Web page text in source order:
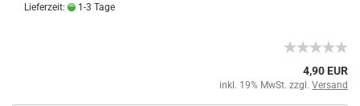
Lieferzeit: 1-3 Tage
4,90 EUR
inkl. 19% MwSt. zzgl. Versand